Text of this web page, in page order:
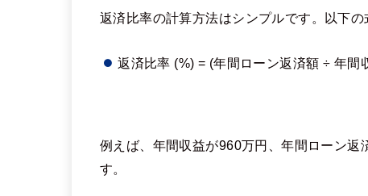
返済比率の計算方法はシンプルです。以下の
返済比率 (%) = (年間ローン返済額 ÷ 年間
例えば、年間収益が960万円、年間ローン返
す。